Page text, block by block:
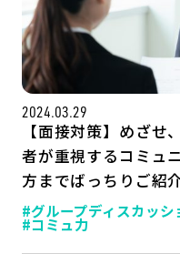
2024.03.29
【面接対策】めざせ
者が重視するコミュ
方までばっちりご紹介
#グループディスカッシ
#コミュ力